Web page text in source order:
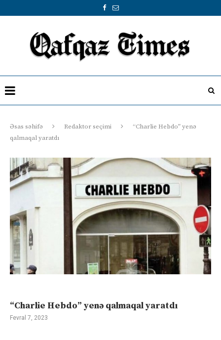
Əsas səhifə Redaktor seçimi
“Charlie Hebdo” yenə
qalmaqal yaratdı
“Charlie Hebdo” yenə qalmaqal yaratdı
Fevral 7, 2023